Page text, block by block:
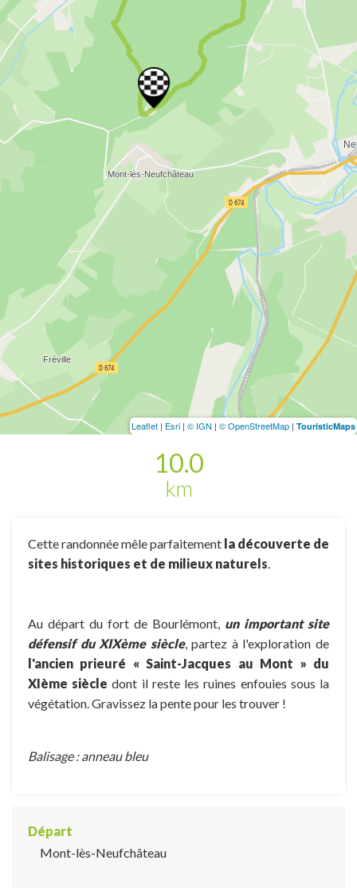
10.0
km
Cette randonnée mêle parfaitement la découverte de
sites historiques et de milieux naturels.
Au départ du fort de Bourlémont, un important site
défensif du XIXème siècle, partez à l'exploration de
l'ancien prieuré « Saint-Jacques au Mont » du
XIème siècle dont il reste les ruines enfouies sous la
végétation. Gravissez la pente pour les trouver !
Balisage : anneau bleu
Départ
Mont-lès-Neufchâteau
Leaflet | Esri | © IGN | © OpenStreetMap | TouristicMaps